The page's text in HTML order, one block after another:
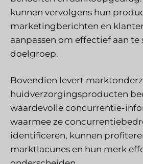
kunnen vervolgens hun
marketingberichten en
aanpassen om effectief aan
doelgroep.
Bovendien levert
huidverzorgingsproducten
waardevolle concurrentie-
waarmee ze
identificeren, kunnen
marktlacunes en hun merk